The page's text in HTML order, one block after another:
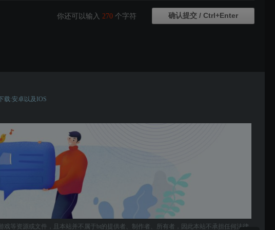
你还可以输入 270 个字符
载:安卓以及IOS
等资源或文件，且本站并不属于bt的提供者、制作者、所有者，因此本站不承担任何法律